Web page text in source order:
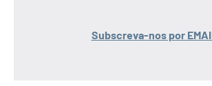
Subscreva-nos por